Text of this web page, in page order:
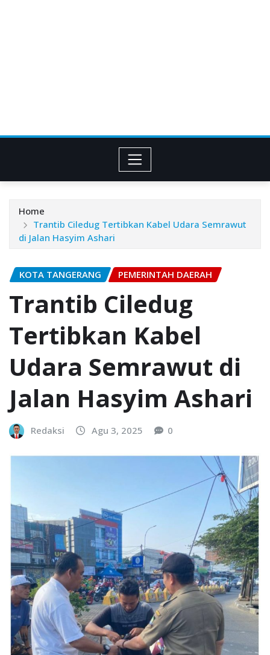
Home
Trantib Ciledug Tertibkan Kabel Udara Semrawut
di Jalan Hasyim Ashari
KOTA TANGERANG PEMERINTAH DAERAH
Trantib Ciledug
Tertibkan Kabel
Udara Semrawut di
Jalan Hasyim Ashari
Redaksi Agu 3, 2025 0